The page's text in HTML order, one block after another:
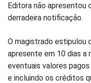
Editora não apresentou
derradeira notificação.
O magistrado estipulou
apresente em 10 dias a
eventuais valores
e incluindo os créditos